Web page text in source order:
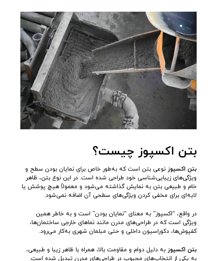
بتن اکسپوز چیست؟
بتن اکسپوز نوعی بتن است که به‌طور خاص برای نمایان بودن سطح و
ویژگی‌های زیبایی‌شناسی خود طراحی شده است. در این نوع بتن، ظاهر
خام و طبیعی بتن به نمایش گذاشته می‌شود و معمولاً هیچ پوشش یا
لایه‌ای برای مخفی کردن ویژگی‌های سطحی آن اضافه نمی‌شود.
در واقع، “اکسپوز” به معنای “نمایان بودن” است و به خاطر همین
ویژگی است که در طراحی‌های مدرن مانند نماهای خارجی ساختمان‌ها،
کفپوش‌ها، دکوراسیون داخلی و حتی مبلمان شهری به‌کار می‌رود.
بتن اکسپوز به دلیل دوام و مقاومت بالا، همراه با ظاهر زیبا و طبیعی،
به یکی از انتخاب‌های محبوب در طراحی‌های مدرن تبدیل شده است.